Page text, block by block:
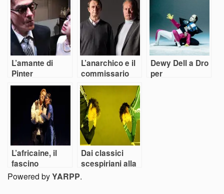
legno
L’amante di
Pinter
nell’intrico
L’anarchico e il
commissario
Dewy Dell a Dro
per
L’africaine, il
fascino
dell’esotico
Dai classici
scespiriani alla
Powered byYARPP.